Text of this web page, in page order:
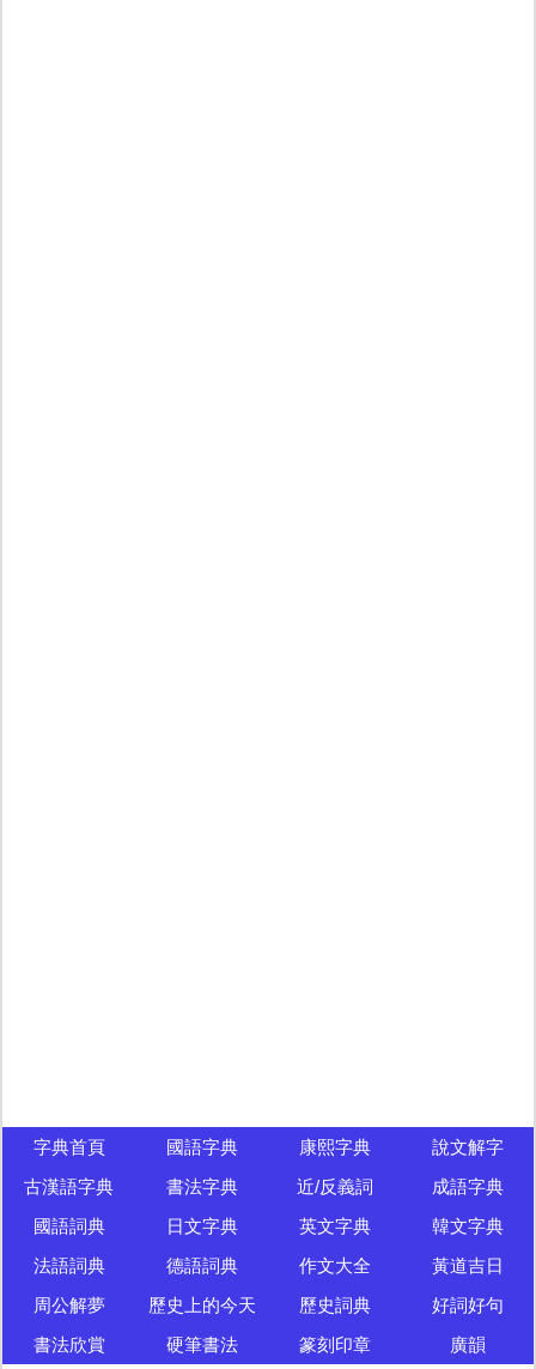
字典首頁 國語字典 康熙字典
說文解字
古漢語字典
書法字典 近/反義詞
成語字典
國語詞典
日文字典 英文字典
韓文字典
法語詞典
德語詞典 作文大全
黃道吉日
周公解夢
歷史上的今天 歷史詞典
好詞好句
書法欣賞
硬筆書法 篆刻印章 廣韻